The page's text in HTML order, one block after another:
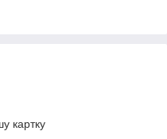
картку